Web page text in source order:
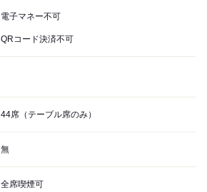
電子マネー不可
QRコード決済不可
44席（テーブル席のみ）
無
全席喫煙可